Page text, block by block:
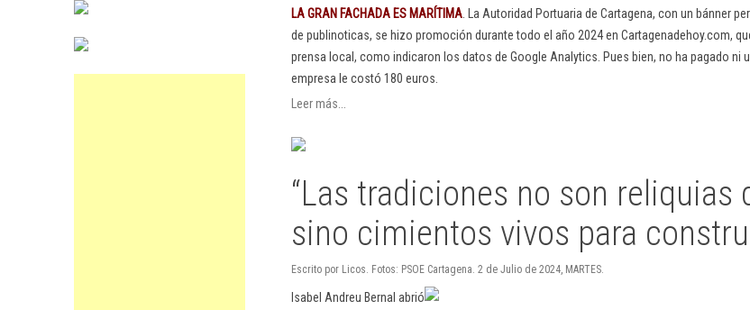
LA GRAN FACHADA ES MARÍTIMA . La Autoridad Portuaria de Cartagena, con un bánner
de publinoticas, se hizo promoción durante todo el año 2024 en Cartagenadehoy.com,
prensa local, como indicaron los datos de Google Analytics. Pues bien, no ha pagado ni
empresa le costó 180 euros.
Leer más...
“Las tradiciones no son reliquias
sino cimientos vivos para
Escrito por Licos. Fotos: PSOE Cartagena. 2 de Julio de 2024, MARTES.
Isabel Andreu Bernal abrió